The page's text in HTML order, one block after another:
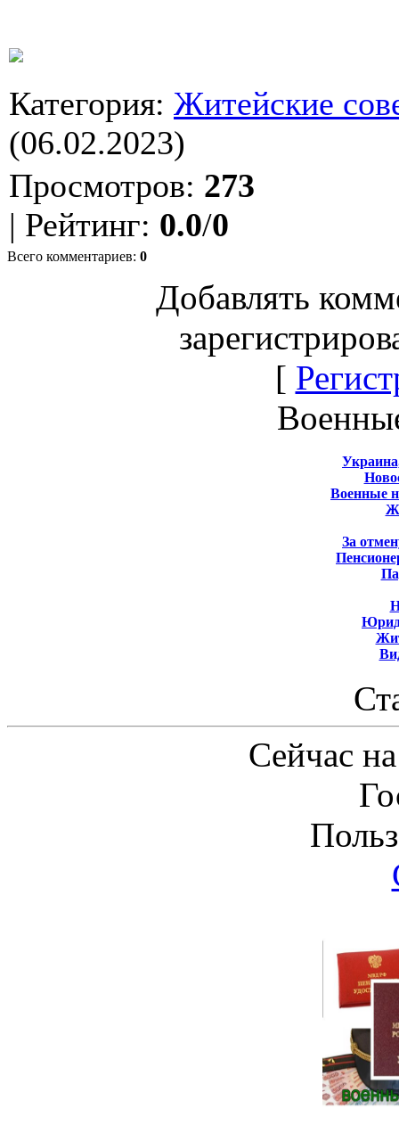
Категория: Житейские
(06.02.2023)
Просмотров: 273
| Рейтинг: 0.0/0
Всего комментариев: 0
Добавлять
[
Военные
За
Сейчас